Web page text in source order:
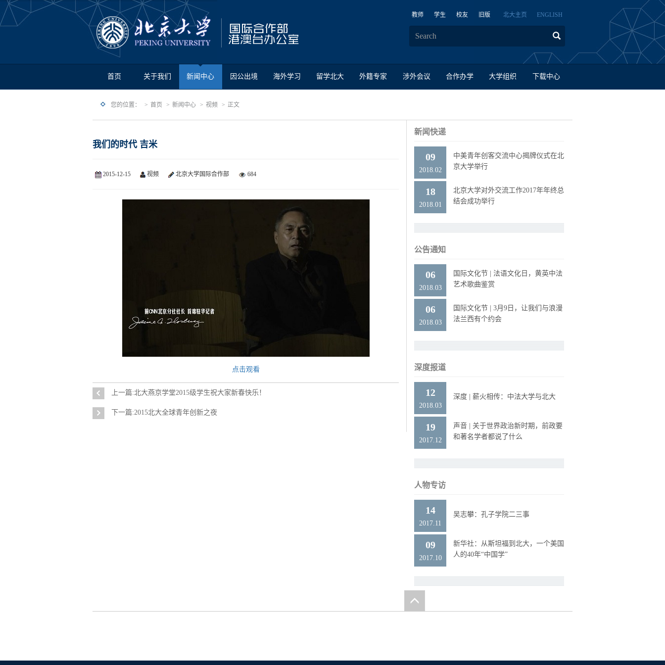
教师 学生 校友 旧版 北大主页 ENGLISH
首页 关于我们 新闻中心 因公出境 海外学习 留学北大 外籍专家 涉外会议 合作办学 大学组织 下载中心
您的位置： 首页 新闻中心 视频 正文
我们的时代 吉米
2015-12-15 视频 北京大学国际合作部 684
点击观看
上一篇:北大燕京学堂2015级学生祝大家新春快乐！
下一篇:2015北大全球青年创新之夜
新闻快递
09
2018.02
中美青年创客交流中心揭牌仪式在北
京大学举行
18
2018.01
北京大学对外交流工作2017年年终总
结会成功举行
公告通知
06
2018.03
国际文化节 | 法语文化日，黄英中法
艺术歌曲鉴赏
06
2018.03
国际文化节 | 3月9日，让我们与浪漫
法兰西有个约会
深度报道
12
2018.03
深度 | 薪火相传：中法大学与北大
19
2017.12
声音 | 关于世界政治新时期，前政要
和著名学者都说了什么
人物专访
14
2017.11
吴志攀：孔子学院二三事
09
2017.10
新华社：从斯坦福到北大，一个美国
人的40年“中国学”